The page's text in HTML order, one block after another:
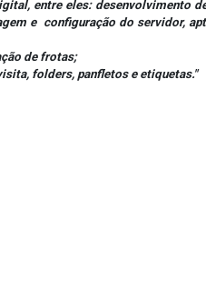
entre eles: desenvolvimento
e configuração do servidor,
de frotas;
folders, panfletos e etiquetas."